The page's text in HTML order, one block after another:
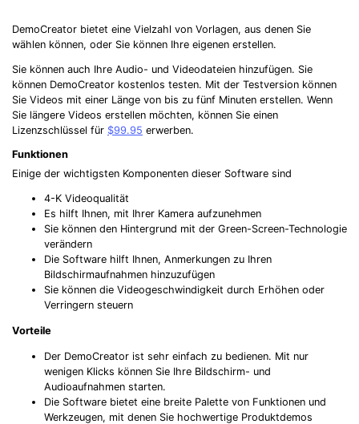
DemoCreator bietet eine Vielzahl von Vorlagen, aus denen Sie
wählen können, oder Sie können Ihre eigenen erstellen.
Sie können auch Ihre Audio- und Videodateien hinzufügen. Sie
können DemoCreator kostenlos testen. Mit der Testversion können
Sie Videos mit einer Länge von bis zu fünf Minuten erstellen. Wenn
Sie längere Videos erstellen möchten, können Sie einen
Lizenzschlüssel für $99.95 erwerben.
Funktionen
Einige der wichtigsten Komponenten dieser Software sind
4-K Videoqualität
Es hilft Ihnen, mit Ihrer Kamera aufzunehmen
Sie können den Hintergrund mit der Green-Screen-Technologie
verändern
Die Software hilft Ihnen, Anmerkungen zu Ihren
Bildschirmaufnahmen hinzuzufügen
Sie können die Videogeschwindigkeit durch Erhöhen oder
Verringern steuern
Vorteile
Der DemoCreator ist sehr einfach zu bedienen. Mit nur
wenigen Klicks können Sie Ihre Bildschirm- und
Audioaufnahmen starten.
Die Software bietet eine breite Palette von Funktionen und
Werkzeugen, mit denen Sie hochwertige Produktdemos